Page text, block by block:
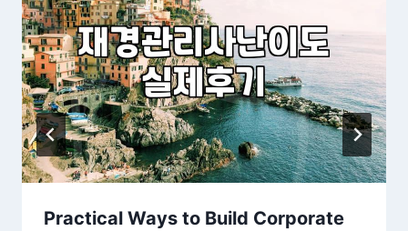
Practical Ways to Build Corporate